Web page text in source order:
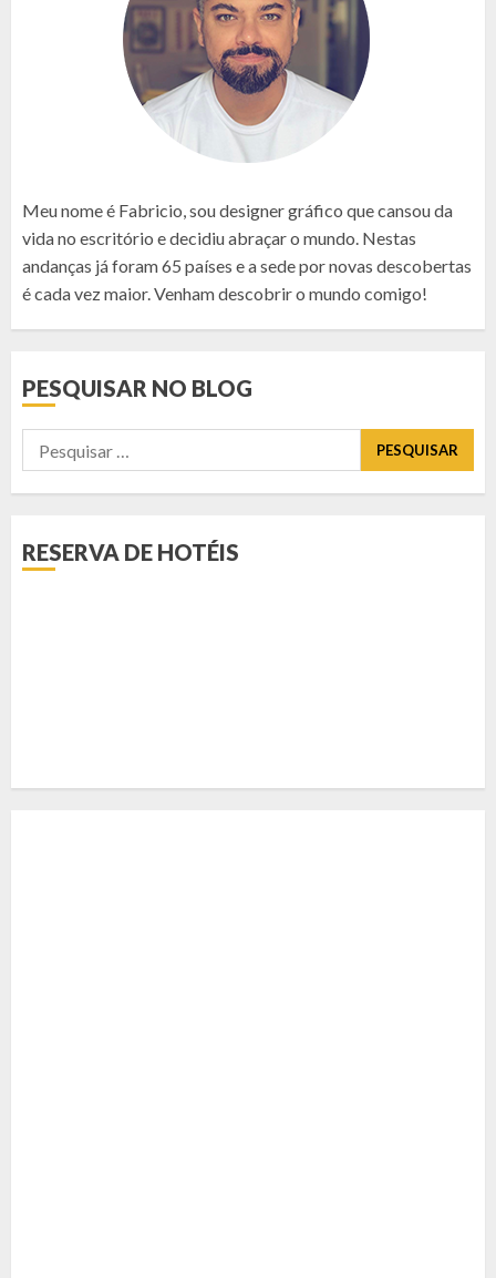
Meu nome é Fabricio, sou designer gráfico que cansou da
vida no escritório e decidiu abraçar o mundo. Nestas
andanças já foram 65 países e a sede por novas descobertas
é cada vez maior. Venham descobrir o mundo comigo!
PESQUISAR NO BLOG
Pesquisar
por:
RESERVA DE HOTÉIS